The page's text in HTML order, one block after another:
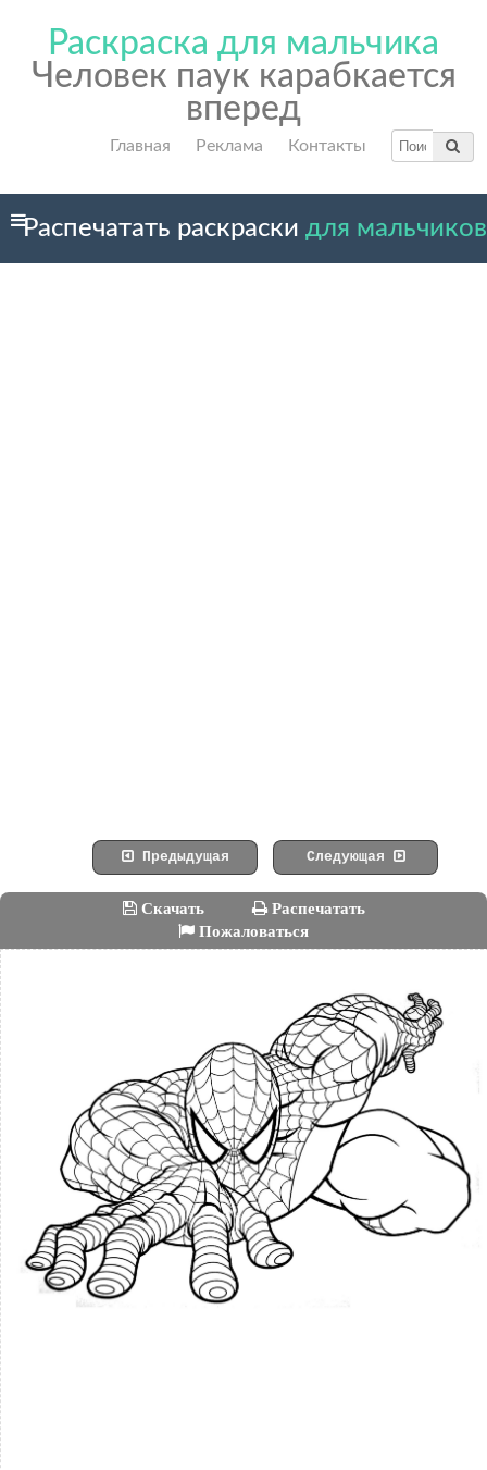
Раскраска для мальчика
Человек паук карабкается
вперед
Главная Реклама Контакты
Распечатать раскраски для мальчиков
Предыдущая Следующая
Скачать
Распечатать
Пожаловаться